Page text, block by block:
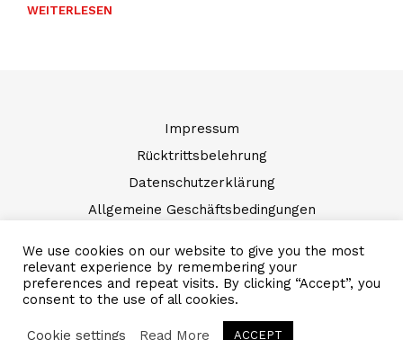
WEITERLESEN
Impressum
Rücktrittsbelehrung
Datenschutzerklärung
Allgemeine Geschäftsbedingungen
© 2023 – ULSON Components e.U.
We use cookies on our website to give you the most
relevant experience by remembering your
preferences and repeat visits. By clicking “Accept”, you
consent to the use of all cookies.
Cookie settings Read More ACCEPT
English Deutsch